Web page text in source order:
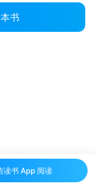
书
读书 App 阅读